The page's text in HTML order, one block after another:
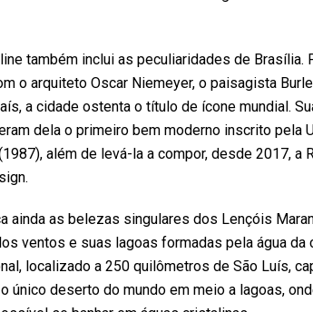
também inclui as peculiaridades de Brasília.
o arquiteto Oscar Niemeyer, o paisagista
a cidade ostenta o título de ícone mundial.
dela o primeiro bem moderno inscrito pela
além de levá-la a compor, desde 2017, a
ainda as belezas singulares dos Lençóis
ventos e suas lagoas formadas pela água da
localizado a 250 quilômetros de São Luís,
único deserto do mundo em meio a lagoas,